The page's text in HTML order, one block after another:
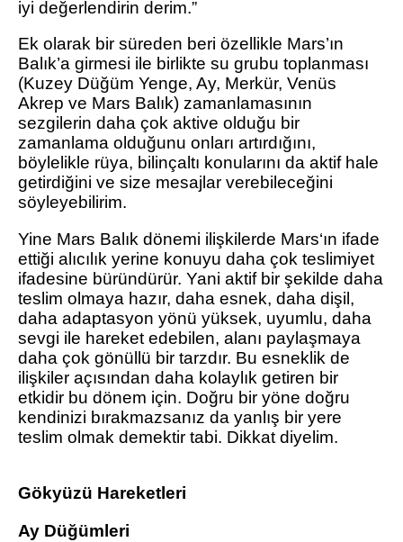
iyi değerlendirin derim.”
Ek olarak bir süreden beri özellikle Mars’ın
Balık’a girmesi ile birlikte su grubu toplanması
(Kuzey Düğüm Yenge, Ay, Merkür, Venüs
Akrep ve Mars Balık) zamanlamasının
sezgilerin daha çok aktive olduğu bir
zamanlama olduğunu onları artırdığını,
böylelikle rüya, bilinçaltı konularını da aktif hale
getirdiğini ve size mesajlar verebileceğini
söyleyebilirim.
Yine Mars Balık dönemi ilişkilerde Mars‘ın ifade
ettiği alıcılık yerine konuyu daha çok teslimiyet
ifadesine büründürür. Yani aktif bir şekilde daha
teslim olmaya hazır, daha esnek, daha dişil,
daha adaptasyon yönü yüksek, uyumlu, daha
sevgi ile hareket edebilen, alanı paylaşmaya
daha çok gönüllü bir tarzdır. Bu esneklik de
ilişkiler açısından daha kolaylık getiren bir
etkidir bu dönem için. Doğru bir yöne doğru
kendinizi bırakmazsanız da yanlış bir yere
teslim olmak demektir tabi. Dikkat diyelim.
Gökyüzü Hareketleri
Ay Düğümleri